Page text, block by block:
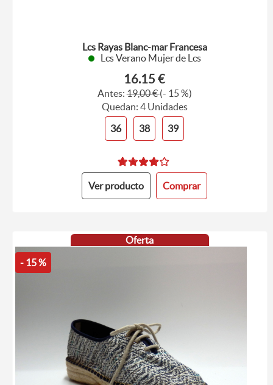
Lcs Rayas Blanc-mar Francesa
Lcs Verano Mujer de Lcs
16.15 €
Antes:19,00 €(- 15 %)
Quedan: 4 Unidades
36
38 39
Ver producto Comprar
Oferta
- 15 %